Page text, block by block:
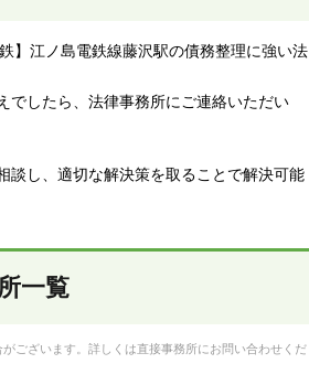
】江ノ島電鉄線藤沢駅の債務整理に強い法
でしたら、法律事務所にご連絡いただい
談し、適切な解決策を取ることで解決可能
一覧
ございます。詳しくは直接事務所にお問い合わせくだ